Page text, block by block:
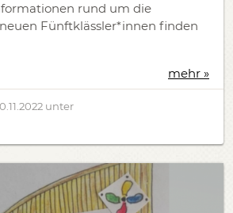
rund um die
Fünftklässler*innen finden
mehr »
unter